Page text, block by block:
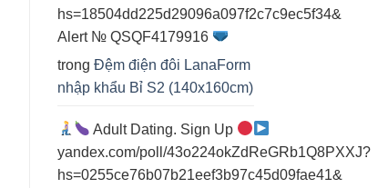
hs=18504dd225d29096a097f2c7c9ec5f34&
Alert № QSQF4179916
trong Đệm điện đôi LanaForm
nhập khẩu Bỉ S2 (140x160cm)
Adult Dating. Sign Up
yandex.com/poll/43o224okZdReGRb1Q8PXXJ?
hs=0255ce76b07b21eef3b97c45d09fae41&